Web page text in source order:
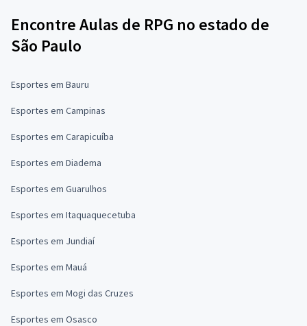
Encontre Aulas de RPG no estado de
São Paulo
Esportes em Bauru
Esportes em Campinas
Esportes em Carapicuíba
Esportes em Diadema
Esportes em Guarulhos
Esportes em Itaquaquecetuba
Esportes em Jundiaí
Esportes em Mauá
Esportes em Mogi das Cruzes
Esportes em Osasco